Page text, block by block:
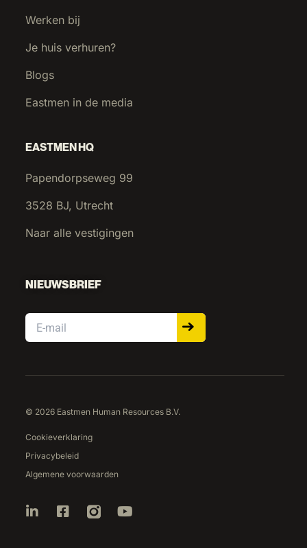
Werken bij
Je huis verhuren?
Blogs
Eastmen in de media
EASTMEN HQ
Papendorpseweg 99
3528 BJ, Utrecht
Naar alle vestigingen
NIEUWSBRIEF
Email
© 2026 Eastmen Human Resources B.V.
Cookieverklaring
Privacybeleid
Algemene voorwaarden